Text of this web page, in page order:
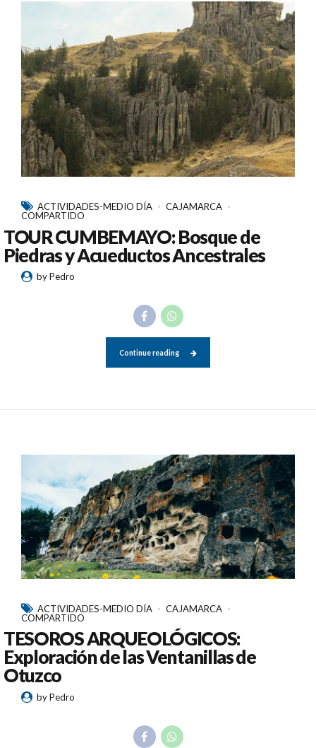
ACTIVIDADES-MEDIO DÍA
CAJAMARCA
COMPARTIDO
TOUR CUMBEMAYO: Bosque de
Piedras y Acueductos Ancestrales
by Pedro
Continue reading
ACTIVIDADES-MEDIO DÍA
CAJAMARCA
COMPARTIDO
TESOROS ARQUEOLÓGICOS:
Exploración de las Ventanillas de
Otuzco
by Pedro